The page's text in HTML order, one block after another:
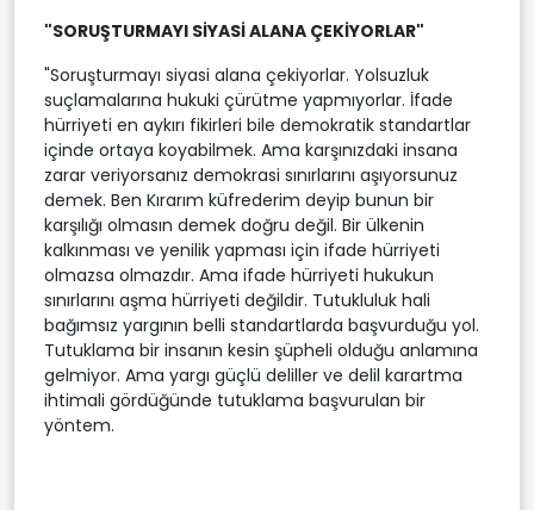
"SORUŞTURMAYI SİYASİ ALANA ÇEKİYORLAR"
"Soruşturmayı siyasi alana çekiyorlar. Yolsuzluk
suçlamalarına hukuki çürütme yapmıyorlar. İfade
hürriyeti en aykırı fikirleri bile demokratik standartlar
içinde ortaya koyabilmek. Ama karşınızdaki insana
zarar veriyorsanız demokrasi sınırlarını aşıyorsunuz
demek. Ben Kırarım küfrederim deyip bunun bir
karşılığı olmasın demek doğru değil. Bir ülkenin
kalkınması ve yenilik yapması için ifade hürriyeti
olmazsa olmazdır. Ama ifade hürriyeti hukukun
sınırlarını aşma hürriyeti değildir. Tutukluluk hali
bağımsız yargının belli standartlarda başvurduğu yol.
Tutuklama bir insanın kesin şüpheli olduğu anlamına
gelmiyor. Ama yargı güçlü deliller ve delil karartma
ihtimali gördüğünde tutuklama başvurulan bir
yöntem.